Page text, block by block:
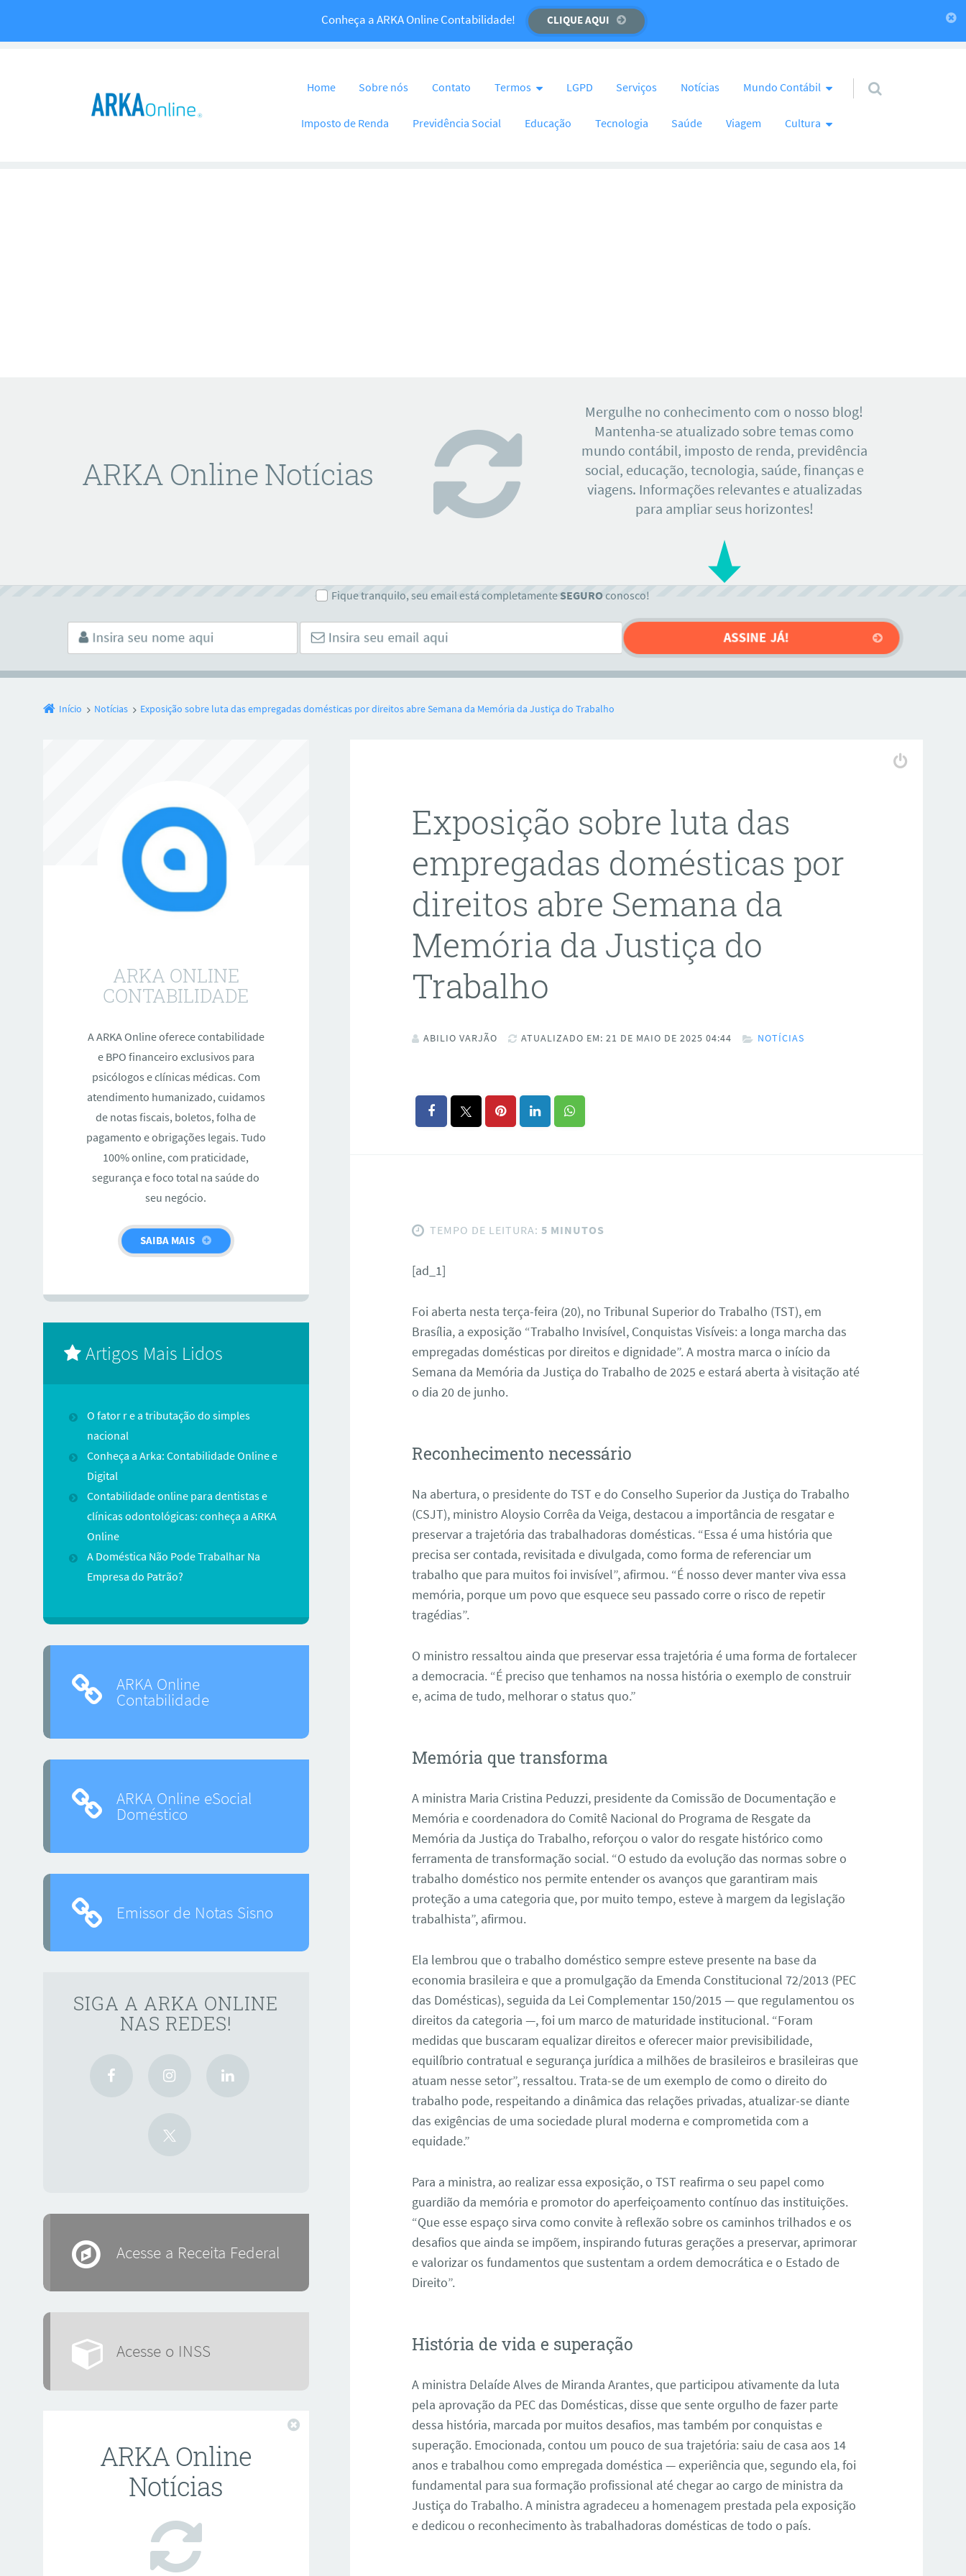
Temos um recado importante para você! CLIQUE AQUI
Conheça a ARKA Online Contabilidade! CLIQUE AQUI
Home Sobre nós Contato Termos LGPD Serviços Notícias Mundo Contábil
Imposto de Renda Previdência Social Educação Tecnologia Saúde Viagem Cultura
ARKA Online Notícias
Mergulhe no conhecimento com o nosso blog!
Mantenha-se atualizado sobre temas como
mundo contábil, imposto de renda, previdência
social, educação, tecnologia, saúde, finanças e
viagens. Informações relevantes e atualizadas
para ampliar seus horizontes!
Fique tranquilo, seu email está completamente SEGUROconosco!
Início Notícias Exposição sobre luta das empregadas domésticas por direitos abre Semana da Memória da Justiça do Trabalho
Exposição sobre luta das
empregadas domésticas por
direitos abre Semana da
Memória da Justiça do
Trabalho
ABILIO VARJÃO ATUALIZADO EM: 21 DE MAIO DE 2025 04:44 NOTÍCIAS
TEMPO DE LEITURA: 5 MINUTOS
[ad_1]
Foi aberta nesta terça-feira (20), no Tribunal Superior do Trabalho (TST), em
Brasília, a exposição “Trabalho Invisível, Conquistas Visíveis: a longa marcha das
empregadas domésticas por direitos e dignidade”. A mostra marca o início da
Semana da Memória da Justiça do Trabalho de 2025 e estará aberta à visitação até
o dia 20 de junho.
Reconhecimento necessário
Na abertura, o presidente do TST e do Conselho Superior da Justiça do Trabalho
(CSJT), ministro Aloysio Corrêa da Veiga, destacou a importância de resgatar e
preservar a trajetória das trabalhadoras domésticas. “Essa é uma história que
precisa ser contada, revisitada e divulgada, como forma de referenciar um
trabalho que para muitos foi invisível”, afirmou. “É nosso dever manter viva essa
memória, porque um povo que esquece seu passado corre o risco de repetir
tragédias”.
O ministro ressaltou ainda que preservar essa trajetória é uma forma de fortalecer
a democracia. “É preciso que tenhamos na nossa história o exemplo de construir
e, acima de tudo, melhorar o status quo.”
Memória que transforma
A ministra Maria Cristina Peduzzi, presidente da Comissão de Documentação e
Memória e coordenadora do Comitê Nacional do Programa de Resgate da
Memória da Justiça do Trabalho, reforçou o valor do resgate histórico como
ferramenta de transformação social. “O estudo da evolução das normas sobre o
trabalho doméstico nos permite entender os avanços que garantiram mais
proteção a uma categoria que, por muito tempo, esteve à margem da legislação
trabalhista”, afirmou.
Ela lembrou que o trabalho doméstico sempre esteve presente na base da
economia brasileira e que a promulgação da Emenda Constitucional 72/2013 (PEC
das Domésticas), seguida da Lei Complementar 150/2015 — que regulamentou os
direitos da categoria —, foi um marco de maturidade institucional. “Foram
medidas que buscaram equalizar direitos e oferecer maior previsibilidade,
equilíbrio contratual e segurança jurídica a milhões de brasileiros e brasileiras que
atuam nesse setor”, ressaltou. Trata-se de um exemplo de como o direito do
trabalho pode, respeitando a dinâmica das relações privadas, atualizar-se diante
das exigências de uma sociedade plural moderna e comprometida com a
equidade.”
Para a ministra, ao realizar essa exposição, o TST reafirma o seu papel como
guardião da memória e promotor do aperfeiçoamento contínuo das instituições.
“Que esse espaço sirva como convite à reflexão sobre os caminhos trilhados e os
desafios que ainda se impõem, inspirando futuras gerações a preservar, aprimorar
e valorizar os fundamentos que sustentam a ordem democrática e o Estado de
Direito”.
História de vida e superação
A ministra Delaíde Alves de Miranda Arantes, que participou ativamente da luta
pela aprovação da PEC das Domésticas, disse que sente orgulho de fazer parte
dessa história, marcada por muitos desafios, mas também por conquistas e
superação. Emocionada, contou um pouco de sua trajetória: saiu de casa aos 14
anos e trabalhou como empregada doméstica — experiência que, segundo ela, foi
fundamental para sua formação profissional até chegar ao cargo de ministra da
Justiça do Trabalho. A ministra agradeceu a homenagem prestada pela exposição
e dedicou o reconhecimento às trabalhadoras domésticas de todo o país.
ARKA ONLINE
CONTABILIDADE
A ARKA Online oferece contabilidade
e BPO financeiro exclusivos para
psicólogos e clínicas médicas. Com
atendimento humanizado, cuidamos
de notas fiscais, boletos, folha de
pagamento e obrigações legais. Tudo
100% online, com praticidade,
segurança e foco total na saúde do
seu negócio.
SAIBA MAIS
Artigos Mais Lidos
O fator r e a tributação do simples
nacional
Conheça a Arka: Contabilidade Online e
Digital
Contabilidade online para dentistas e
clínicas odontológicas: conheça a ARKA
Online
A Doméstica Não Pode Trabalhar Na
Empresa do Patrão?
ARKA Online
Contabilidade
ARKA Online eSocial
Doméstico
Emissor de Notas Sisno
SIGA A ARKA ONLINE
NAS REDES!
Acesse a Receita Federal
Acesse o INSS
ARKA Online
Notícias